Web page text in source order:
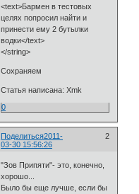
<text>Бармен в тестовых
целях попросил найти и
принести ему 2 бутылки
водки</text>
</string>
Сохраняем
Статья написана: Xmk
0
Поделиться 2
2011-
03-30 15:56:26
"Зов Припяти"- это, конечно,
хорошо...
Было бы еще лучше, если бы